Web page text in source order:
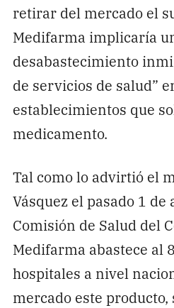
retirar del mercado el
Medifarma implicaría
desabastecimiento
de servicios de salud”
establecimientos que
medicamento.
Tal como lo advirtió el
Vásquez el pasado 1
Comisión de Salud del
Medifarma abastece al
hospitales a nivel
mercado este